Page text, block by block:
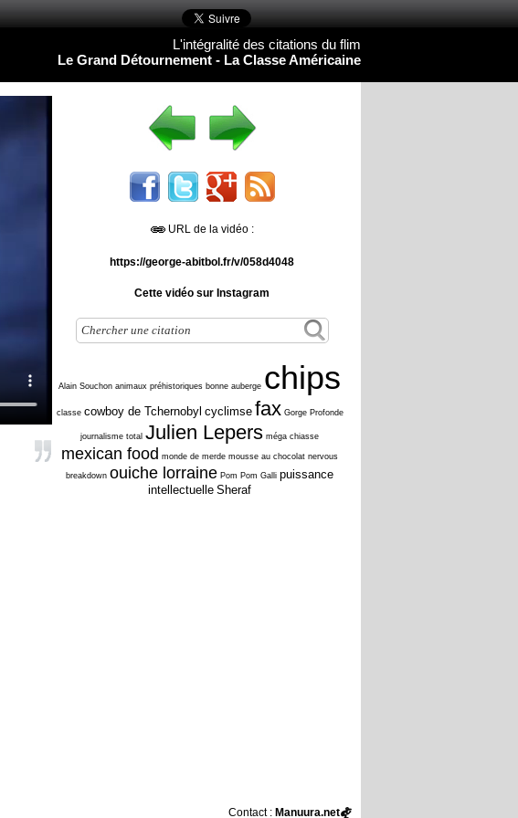
L'intégralité des citations du flim
Le Grand Détournement - La Classe Américaine
URL de la vidéo :
https://george-abitbol.fr/v/058d4048
Cette vidéo sur Instagram
Alain Souchon animaux préhistoriques bonne auberge chips
classe cowboy de Tchernobyl cyclimse fax Gorge Profonde
journalisme total Julien Lepers méga chiasse
mexican food monde de merde mousse au chocolat nervous
breakdown ouiche lorraine Pom Pom Galli puissance
intellectuelle Sheraf
Contact : Manuura.net